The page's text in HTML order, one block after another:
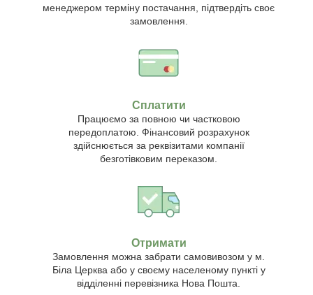
менеджером терміну постачання, підтвердіть своє
замовлення.
Сплатити
Працюємо за повною чи частковою
передоплатою. Фінансовий розрахунок
здійснюється за реквізитами компанії
безготівковим переказом.
Отримати
Замовлення можна забрати самовивозом у м.
Біла Церква або у своєму населеному пункті у
відділенні перевізника Нова Пошта.